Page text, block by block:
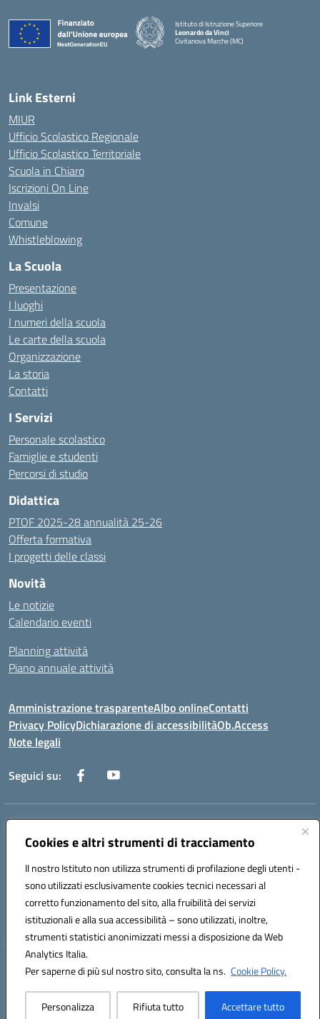
Cookies e altri strumenti di tracciamento
Il nostro Istituto non utilizza strumenti di profilazione degli utenti -
sono utilizzati esclusivamente cookies tecnici necessari al
corretto funzionamento del sito, alla fruibilità dei servizi
istituzionali e alla sua accessibilità – sono utilizzati, inoltre,
strumenti statistici anonimizzati messi a disposizione da Web
Analytics Italia.
Per saperne di più sul nostro sito, consulta la ns. Cookie Policy.
Personalizza Rifiuta tutto Accettare tutto
Istituto di Istruzione Superiore
Leonardo da Vinci
Civitanova Marche (MC)
Link Esterni
MIUR
Ufficio Scolastico Regionale
Ufficio Scolastico Territoriale
Scuola in Chiaro
Iscrizioni On Line
Invalsi
Comune
Whistleblowing
La Scuola
Presentazione
I luoghi
I numeri della scuola
Le carte della scuola
Organizzazione
La storia
Contatti
I Servizi
Personale scolastico
Famiglie e studenti
Percorsi di studio
Didattica
PTOF 2025-28 annualità 25-26
Offerta formativa
I progetti delle classi
Novità
Le notizie
Calendario eventi
Planning attività
Piano annuale attività
Amministrazione trasparenteAlbo onlineContatti
Privacy PolicyDichiarazione di accessibilitàOb.Access
Note legali
Seguici su:
Indirizzo:
Centralino:0733/815931 - 0733/784180
Posta elettronica certificata (PEC):MCIS00200P@pec.istruzione.it
Codice fiscale: 80006860433
Codice meccanografico: MCIS00200P
Hosting & Powered by 3D Solution S.r.l.
Concept & Design by Designers Italia